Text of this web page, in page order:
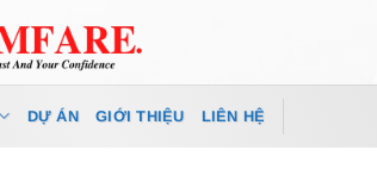
DỰ ÁN GIỚI THIỆU LIÊN HỆ